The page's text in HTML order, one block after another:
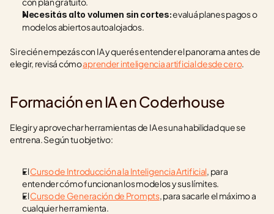
Necesitás alto volumen sin cortes: evaluá planes pagos o
modelos abiertos autoalojados.
Si recién empezás con IA y querés entender el panorama antes de
elegir, revisá cómo aprender inteligencia artificial desde cero.
Formación en IA en Coderhouse
Elegir y aprovechar herramientas de IA es una habilidad que se
entrena. Según tu objetivo:
El Curso de Introducción a la Inteligencia Artificial, para
entender cómo funcionan los modelos y sus límites.
El Curso de Generación de Prompts, para sacarle el máximo a
cualquier herramienta.